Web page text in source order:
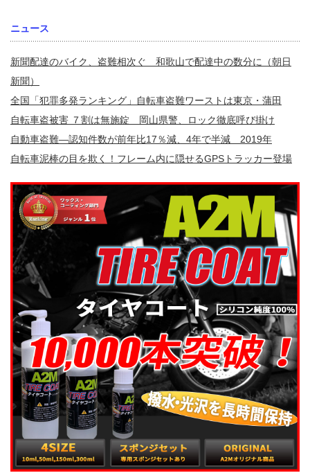
ニュース
新聞配達のバイク、盗難相次ぐ 和歌山で配達中の数分に（朝日
新聞）
全国「犯罪多発ランキング」自転車盗難ワーストは東京・蒲田
自転車盗被害 ７割は無施錠 岡山県警、ロック徹底呼び掛け
自動車盗難—認知件数が前年比17％減、4年で半減 2019年
自転車泥棒の目を欺く！フレーム内に隠せるGPSトラッカー登場